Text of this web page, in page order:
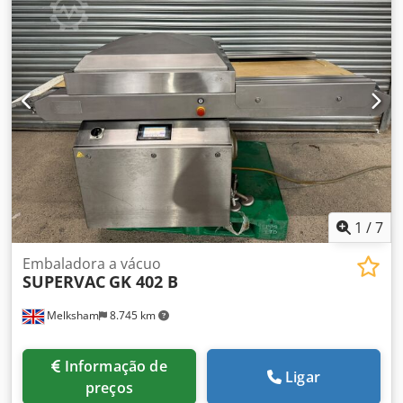
1 /7
Melksham 8.745 km
Embaladora a vácuo
SUPERVAC GK 402 B
preços
Ligar